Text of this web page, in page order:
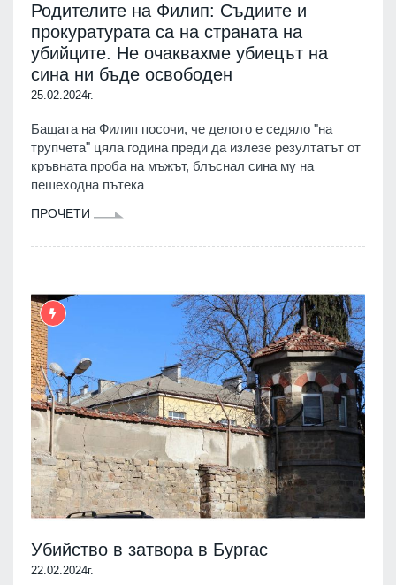
Родителите на Филип: Съдиите и
прокуратурата са на страната на
убийците. Не очаквахме убиецът на
сина ни бъде освободен
25.02.2024г.
Бащата на Филип посочи, че делото е седяло "на
трупчета" цяла година преди да излезе резултатът от
кръвната проба на мъжът, блъснал сина му на
пешеходна пътека
ПРОЧЕТИ
Убийство в затвора в Бургас
22.02.2024г.